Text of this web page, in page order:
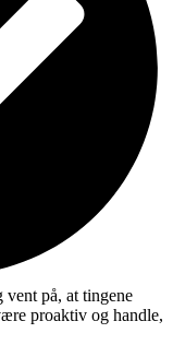
vent på, at tingene
proaktiv og handle,